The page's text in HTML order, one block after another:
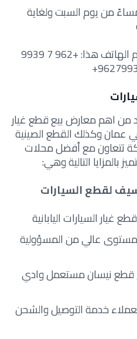
العمل: 9 صباحاً - 5 مساءً من يوم السبت ولغاية
للإستفسار والتواصل على رقم الهاتف هذا: +962 7 9939
سنة 2010 وتعد من اهم معارض بيع قطع غيار
في عمان وكذلك القطع الصينية
تتعاون مع أفضل محلات
بالمزايا التالية وهي:
لقطع السيارات
غيار السيارات اليابانية
مستوى عالي من المسؤولية
قطع نيسان مستعمل وادي
خدمة التوصيل والشحن